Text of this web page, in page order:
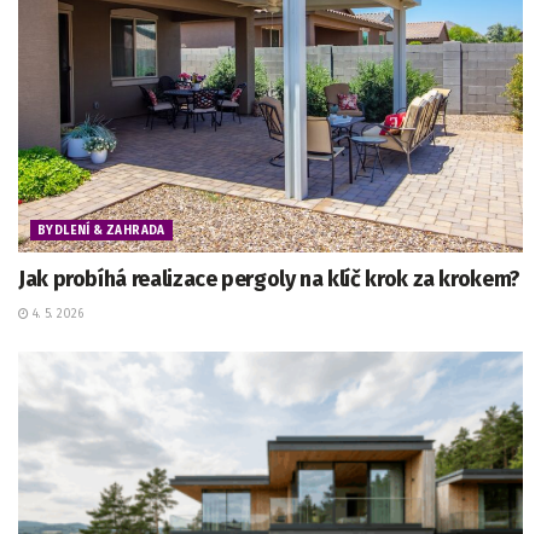
BYDLENÍ & ZAHRADA
Jak probíhá realizace pergoly na klíč krok za krokem?
4. 5. 2026